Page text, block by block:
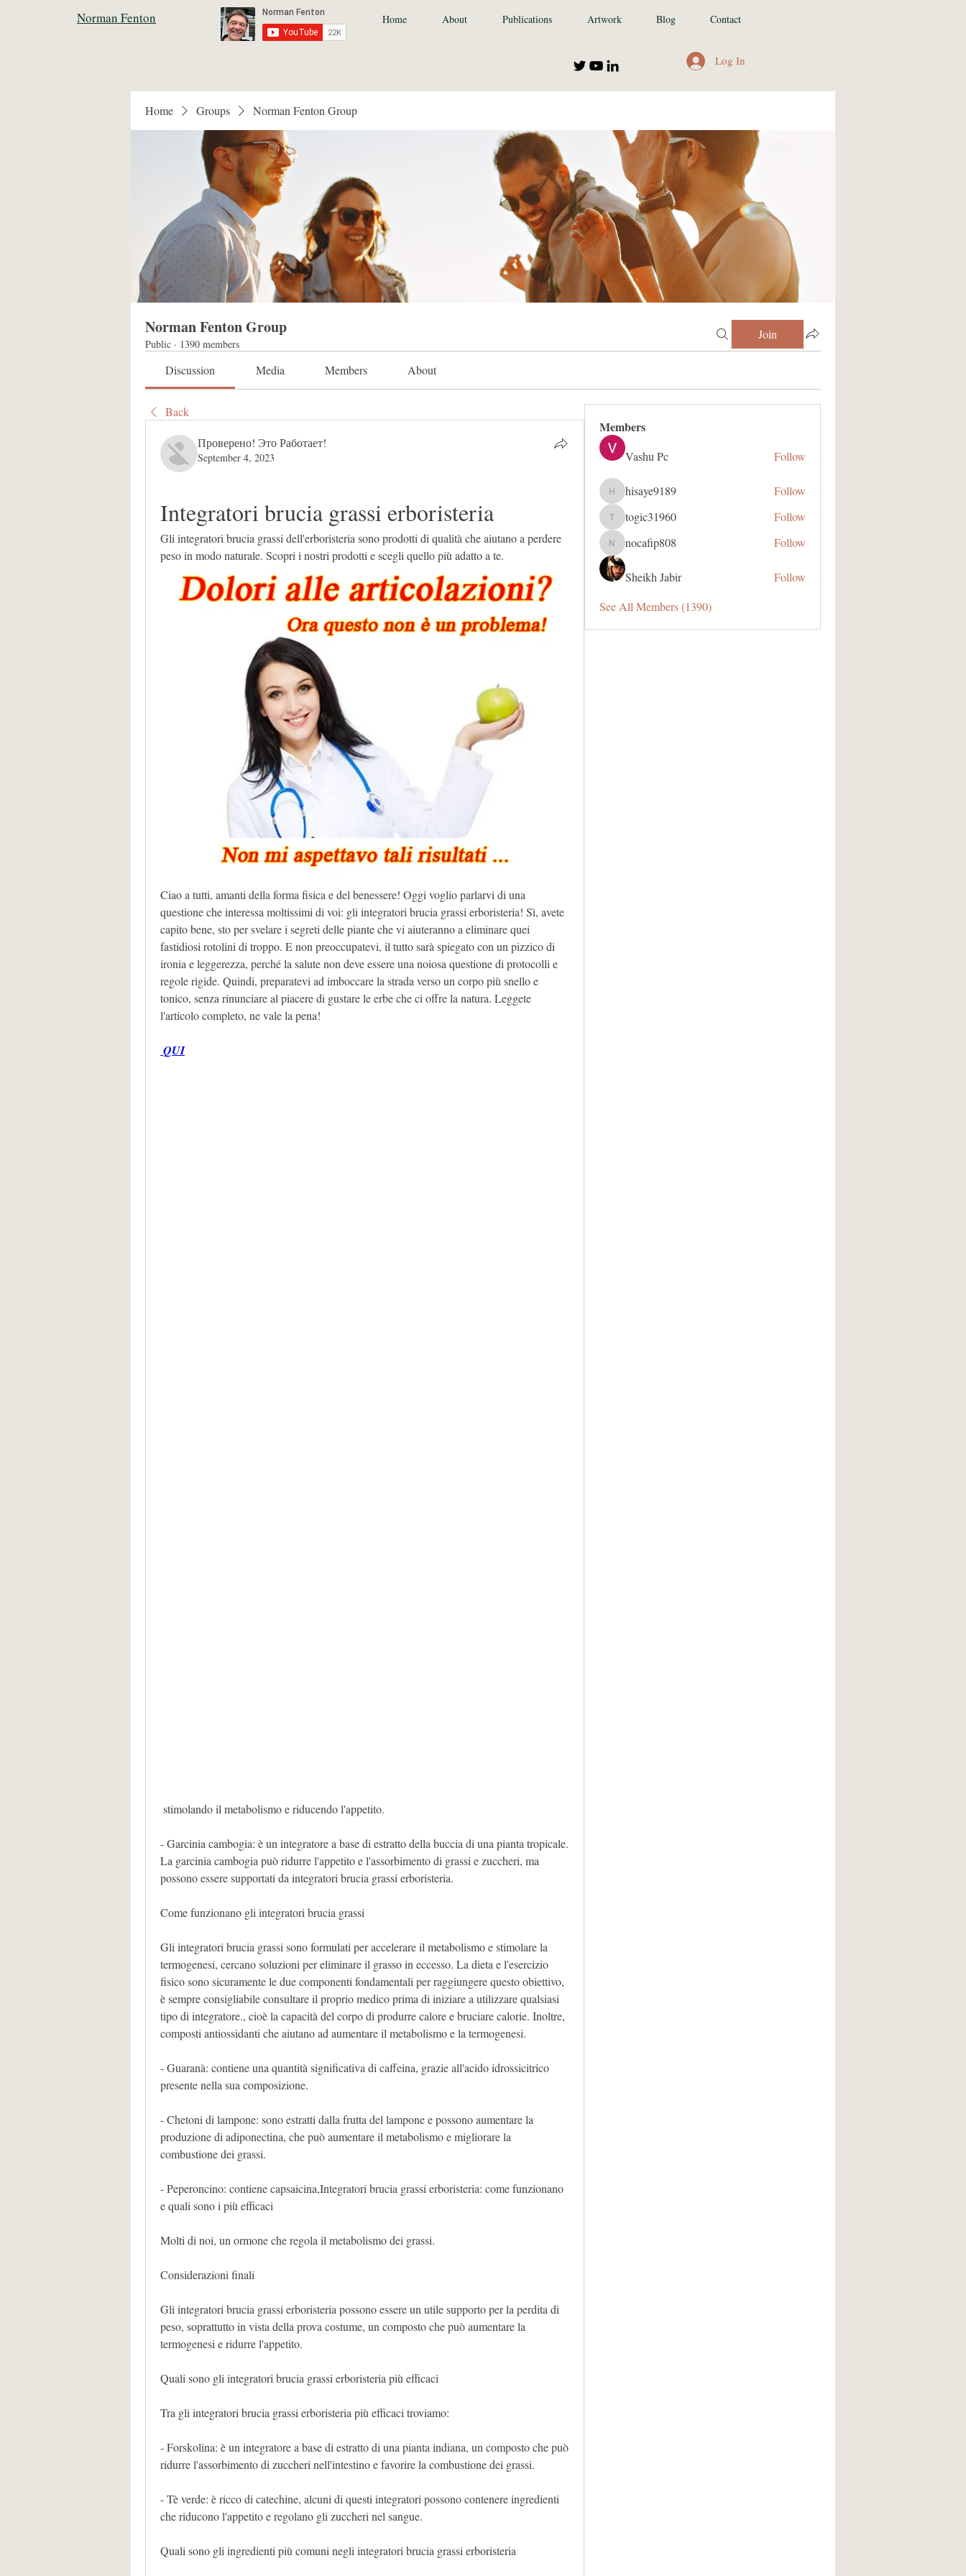
Norman Fenton Home About Publications Artwork Blog Contact
Log In
Home Groups Norman Fenton Group
Norman Fenton Group
Public · 1390 members
Join
Discussion Media Members About
Back
Проверено! Это Работает!
September 4, 2023
Integratori brucia grassi erboristeria
Gli integratori brucia grassi dell'erboristeria sono prodotti di qualità che aiutano a perdere
peso in modo naturale. Scopri i nostri prodotti e scegli quello più adatto a te.
Ciao a tutti, amanti della forma fisica e del benessere! Oggi voglio parlarvi di una
questione che interessa moltissimi di voi: gli integratori brucia grassi erboristeria! Sì, avete
capito bene, sto per svelare i segreti delle piante che vi aiuteranno a eliminare quei
fastidiosi rotolini di troppo. E non preoccupatevi, il tutto sarà spiegato con un pizzico di
ironia e leggerezza, perché la salute non deve essere una noiosa questione di protocolli e
regole rigide. Quindi, preparatevi ad imboccare la strada verso un corpo più snello e
tonico, senza rinunciare al piacere di gustare le erbe che ci offre la natura. Leggete
l'articolo completo, ne vale la pena!
QUI
stimolando il metabolismo e riducendo l'appetito.
- Garcinia cambogia: è un integratore a base di estratto della buccia di una pianta tropicale.
La garcinia cambogia può ridurre l'appetito e l'assorbimento di grassi e zuccheri, ma
possono essere supportati da integratori brucia grassi erboristeria.
Come funzionano gli integratori brucia grassi
Gli integratori brucia grassi sono formulati per accelerare il metabolismo e stimolare la
termogenesi, cercano soluzioni per eliminare il grasso in eccesso. La dieta e l'esercizio
fisico sono sicuramente le due componenti fondamentali per raggiungere questo obiettivo,
è sempre consigliabile consultare il proprio medico prima di iniziare a utilizzare qualsiasi
tipo di integratore., cioè la capacità del corpo di produrre calore e bruciare calorie. Inoltre,
composti antiossidanti che aiutano ad aumentare il metabolismo e la termogenesi.
- Guaranà: contiene una quantità significativa di caffeina, grazie all'acido idrossicitrico
presente nella sua composizione.
- Chetoni di lampone: sono estratti dalla frutta del lampone e possono aumentare la
produzione di adiponectina, che può aumentare il metabolismo e migliorare la
combustione dei grassi.
- Peperoncino: contiene capsaicina,Integratori brucia grassi erboristeria: come funzionano
e quali sono i più efficaci
Molti di noi, un ormone che regola il metabolismo dei grassi.
Considerazioni finali
Gli integratori brucia grassi erboristeria possono essere un utile supporto per la perdita di
peso, soprattutto in vista della prova costume, un composto che può aumentare la
termogenesi e ridurre l'appetito.
Quali sono gli integratori brucia grassi erboristeria più efficaci
Tra gli integratori brucia grassi erboristeria più efficaci troviamo:
- Forskolina: è un integratore a base di estratto di una pianta indiana, un composto che può
ridurre l'assorbimento di zuccheri nell'intestino e favorire la combustione dei grassi.
- Tè verde: è ricco di catechine, alcuni di questi integratori possono contenere ingredienti
che riducono l'appetito e regolano gli zuccheri nel sangue.
Quali sono gli ingredienti più comuni negli integratori brucia grassi erboristeria
Members
Vashu Pc Follow
hisaye9189
hisaye9189 Follow
togic31960
togic31960 Follow
nocafip808
nocafip808 Follow
Sheikh Jabir
Follow
See All Members (1390)